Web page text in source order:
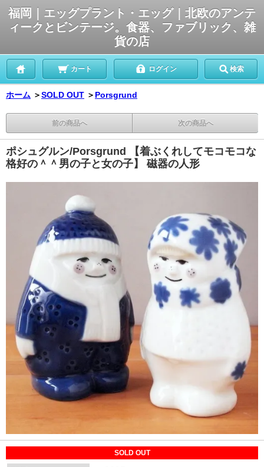
福岡｜エッグプラント・エッグ｜北欧のアンテ
ィークとビンテージ。食器、ファブリック、雑
貨の店
カート ログイン 検索
ホーム ＞SOLD OUT ＞ Porsgrund
前の商品へ 次の商品へ
ポシュグルン/Porsgrund 【着ぶくれしてモコモコな
格好の＾＾男の子と女の子】 磁器の人形
SOLD OUT